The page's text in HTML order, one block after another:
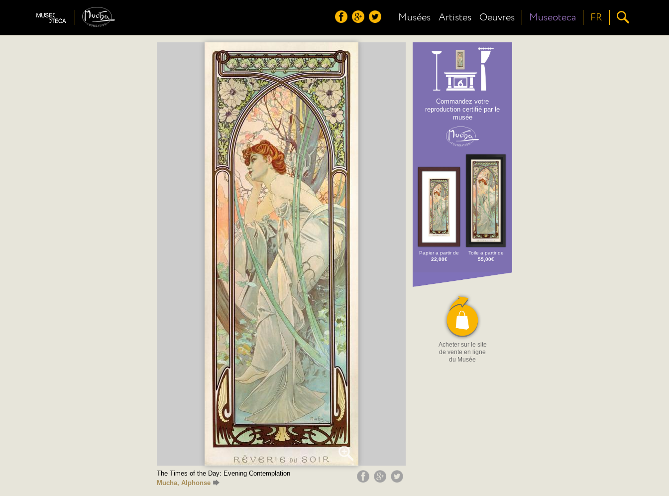
Musées Artistes Oeuvres Museoteca FR
The Times of the Day: Evening Contemplation
Mucha, Alphonse
Commandez votre
reproduction certifié par le
musée
Papier a partir de
22,00€
Toile a partir de
55,00€
Acheter sur le site
de vente en ligne
du Musée